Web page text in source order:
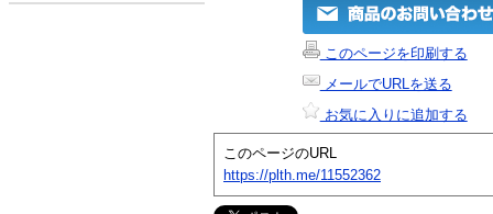
このページを印刷する
メールでURLを送る
お気に入りに追加する
このページのURL
https://plth.me/11552362